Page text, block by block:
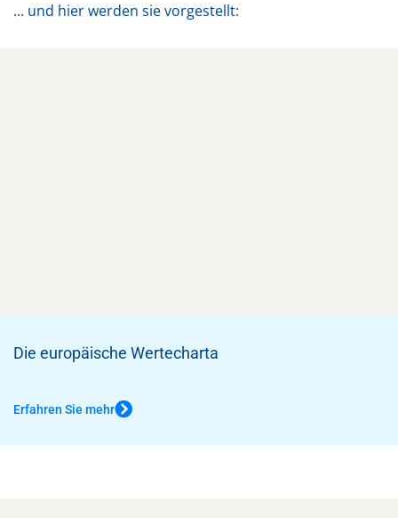
... und hier werden sie vorgestellt:
Die europäische Wertecharta
Erfahren Sie mehr